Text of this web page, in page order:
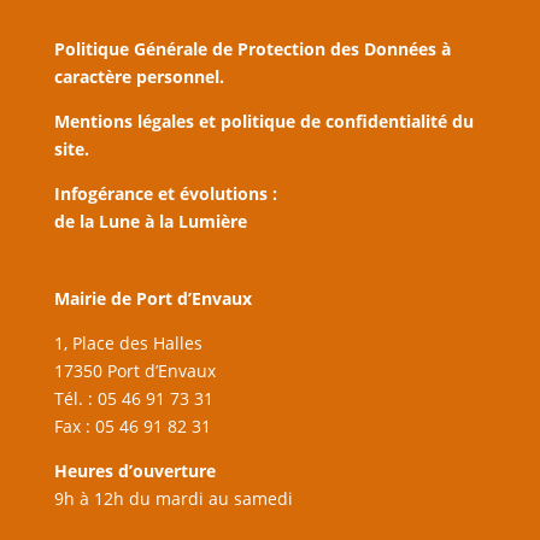
Politique Générale de Protection des Données à
caractère personnel.
Mentions légales et politique de confidentialité du
site.
Infogérance et évolutions :
de la Lune à la Lumière
Mairie de Port d’Envaux
1, Place des Halles
17350 Port d’Envaux
Tél. : 05 46 91 73 31
Fax : 05 46 91 82 31
Heures d’ouverture
9h à 12h du mardi au samedi